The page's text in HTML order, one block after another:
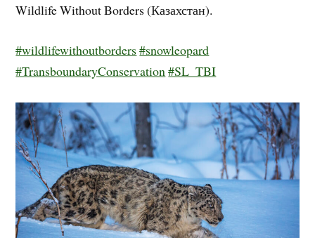
Wildlife Without Borders (Казахстан).
#wildlifewithoutborders#snowleopard
#TransboundaryConservation #SL_TBI